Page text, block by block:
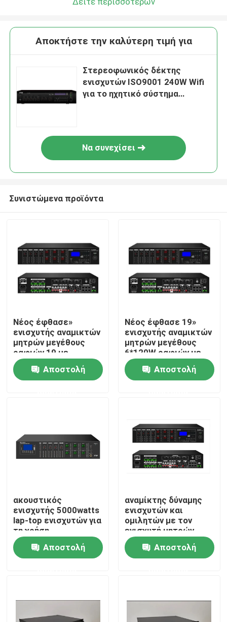
Σπίτι
Προϊόντα
Γύρος εργοστασίων
Μας ελάτε σε επαφή με
Ειδήσεις
Ενισχυτής συστημάτων PA
Αποκτήστε την καλύτερη τιμή για
Στερεοφωνικός δέκτης
ενισχυτών ISO9001 240W Wifi
για το ηχητικό σύστημα
Να συνεχίσει
Συνιστώμενα προϊόντα
Νέος έφθασε»
ενισχυτής αναμικτών
μητρών μεγέθους
ραφιών 19 με
USB/SD/FM/BT
Αποστολή
Νέος έφθασε 19»
ενισχυτής αναμικτών
μητρών μεγέθους
6*120W ραφιών με
USB/SD/FM/BT
Αποστολή
ακουστικός
ενισχυτής 5000watts
lap-top ενισχυτών για
τη χρήση
Αποστολή
αναμίκτης δύναμης
ενισχυτών και
ομιλητών με τον
ενισχυτή μητρών
Αποστολή